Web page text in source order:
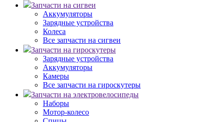
Запчасти на сигвеи
Аккумуляторы
Зарядные устройства
Колеса
Все запчасти на сигвеи
Запчасти на гироскутеры
Зарядные устройства
Аккумуляторы
Камеры
Все запчасти на гироскутеры
Запчасти на электровелосипеды
Наборы
Мотор-колесо